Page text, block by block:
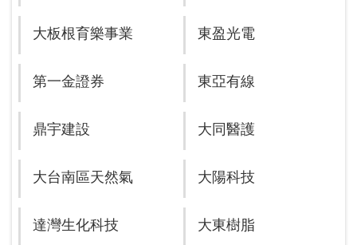
大板根育樂事業 東盈光電
第一金證券 東亞有線
鼎宇建設 大同醫護
大台南區天然氣 大陽科技
達灣生化科技 大東樹脂